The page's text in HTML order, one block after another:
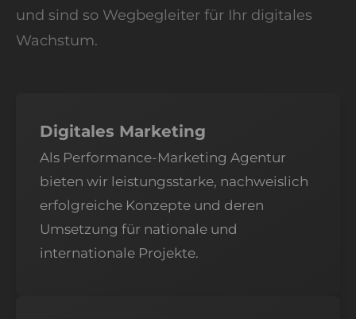
und sind so Wegbegleiter für Ihr digitales
Wachstum.
Digitales Marketing
Als Performance-Marketing Agentur
bieten wir leistungsstarke, nachweislich
erfolgreiche Konzepte und deren
Umsetzung für nationale und
internationale Projekte.